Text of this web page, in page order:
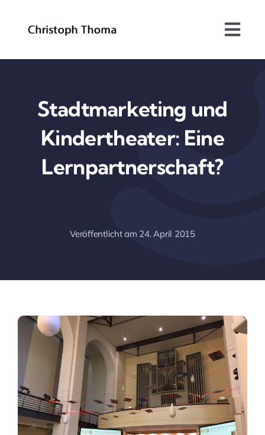
Über mich
Bundesrat
Arbeitsschwerpunkte
Stadtmarketing und
Kindertheater: Eine
Lernpartnerschaft?
Veröffentlicht am 24. April 2015